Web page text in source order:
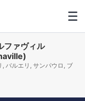
ファヴィル
バルエリ, サンパウロ, ブ